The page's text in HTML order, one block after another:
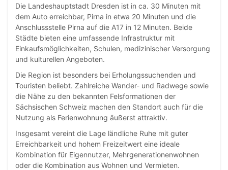
Die Landeshauptstadt Dresden ist in ca. 30 Minuten mit
dem Auto erreichbar, Pirna in etwa 20 Minuten und die
Anschlussstelle Pirna auf die A17 in 12 Minuten. Beide
Städte bieten eine umfassende Infrastruktur mit
Einkaufsmöglichkeiten, Schulen, medizinischer Versorgung
und kulturellen Angeboten.
Die Region ist besonders bei Erholungssuchenden und
Touristen beliebt. Zahlreiche Wander- und Radwege sowie
die Nähe zu den bekannten Felsformationen der
Sächsischen Schweiz machen den Standort auch für die
Nutzung als Ferienwohnung äußerst attraktiv.
Insgesamt vereint die Lage ländliche Ruhe mit guter
Erreichbarkeit und hohem Freizeitwert eine ideale
Kombination für Eigennutzer, Mehrgenerationenwohnen
oder die Kombination aus Wohnen und Vermieten.